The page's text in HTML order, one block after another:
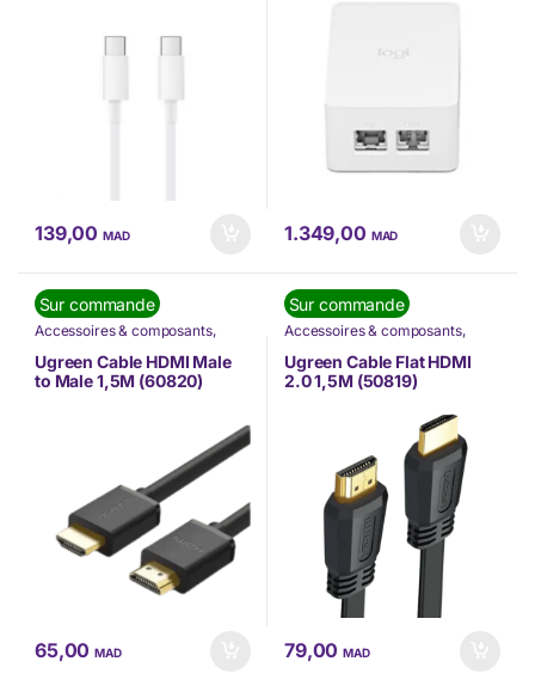
139,00MAD 1.349,00 MAD
Sur commande
Accessoires & composants,
Accessoires Mobilité
Câbles
Informatique,Nos Marques,
TÉLÉPHONIE,Ugreen
Ugreen Cable HDMI Male
to Male 1,5M (60820)
65,00MAD
Sur commande
Accessoires & composants,
Accessoires Mobilité
Câbles
Informatique,Nos Marques,
TÉLÉPHONIE,Ugreen
Ugreen Cable Flat HDMI
2.0 1,5M (50819)
79,00MAD